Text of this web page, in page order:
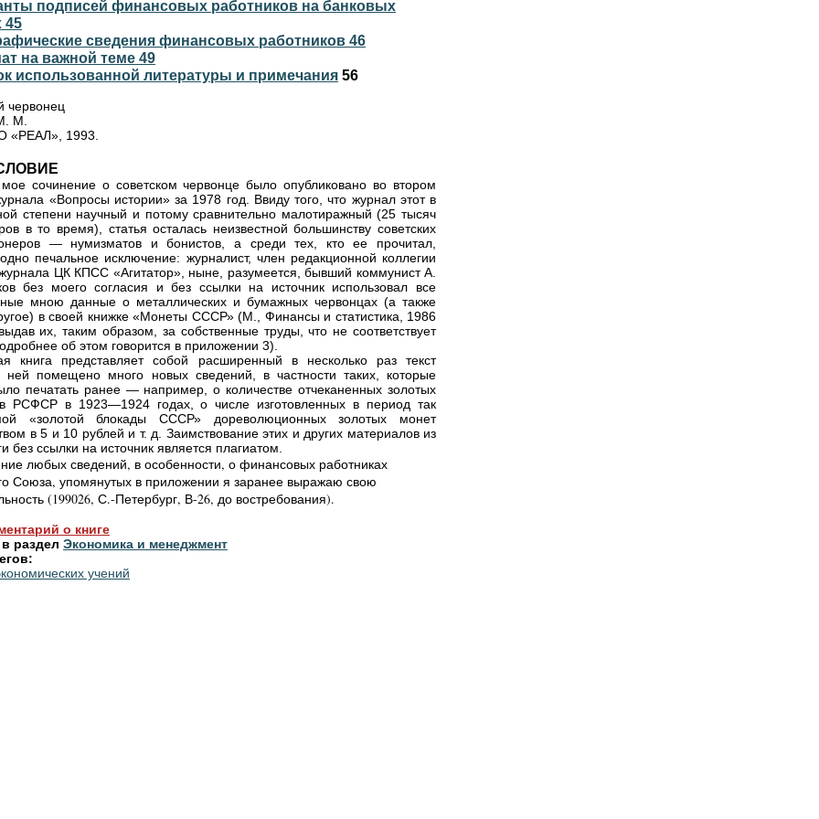
подписей финансовых работников на банковых
45
сведения финансовых работников 46
на важной теме 49
использованной литературы и примечания 56
червонец
М.
«РЕАЛ», 1993.
сочинение о советском червонце было опубликовано во втором
«Вопросы истории» за 1978 год. Ввиду того, что журнал этот в
степени научный и потому сравнительно малотиражный (25 тысяч
в то время), статья осталась неизвестной большинству советских
— нумизматов и бонистов, а среди тех, кто ее прочитал,
печальное исключение: журналист, член редакционной коллегии
ЦК КПСС «Агитатор», ныне, разумеется, бывший коммунист А.
без моего согласия и без ссылки на источник использовал все
мною данные о металлических и бумажных червонцах (а также
в своей книжке «Монеты СССР» (М., Финансы и статистика, 1986
их, таким образом, за собственные труды, что не соответствует
об этом говорится в приложении 3).
книга представляет собой расширенный в несколько раз текст
ней помещено много новых сведений, в частности таких, которые
печатать ранее — например, о количестве отчеканенных золотых
РСФСР в 1923—1924 годах, о числе изготовленных в период так
«золотой блокады СССР» дореволюционных золотых монет
в 5 и 10 рублей и т. д. Заимствование этих и других материалов из
без ссылки на источник является плагиатом.
любых сведений, в особенности, о финансовых работниках
Союза, упомянутых в приложении я заранее выражаю свою
(199026, С.-Петербург, В-26, до востребования).
о книге
раздел Экономика и менеджмент
учений